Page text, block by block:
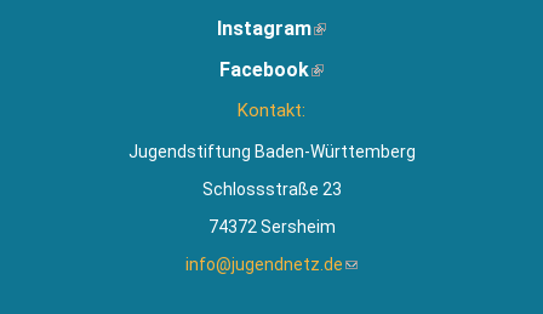
Instagram(Link
extern)
Facebook(Link
Kontakt:
Jugendstiftung Baden-Württemberg
Schlossstraße 23
74372 Sersheim
info@jugendnetz.de(Link